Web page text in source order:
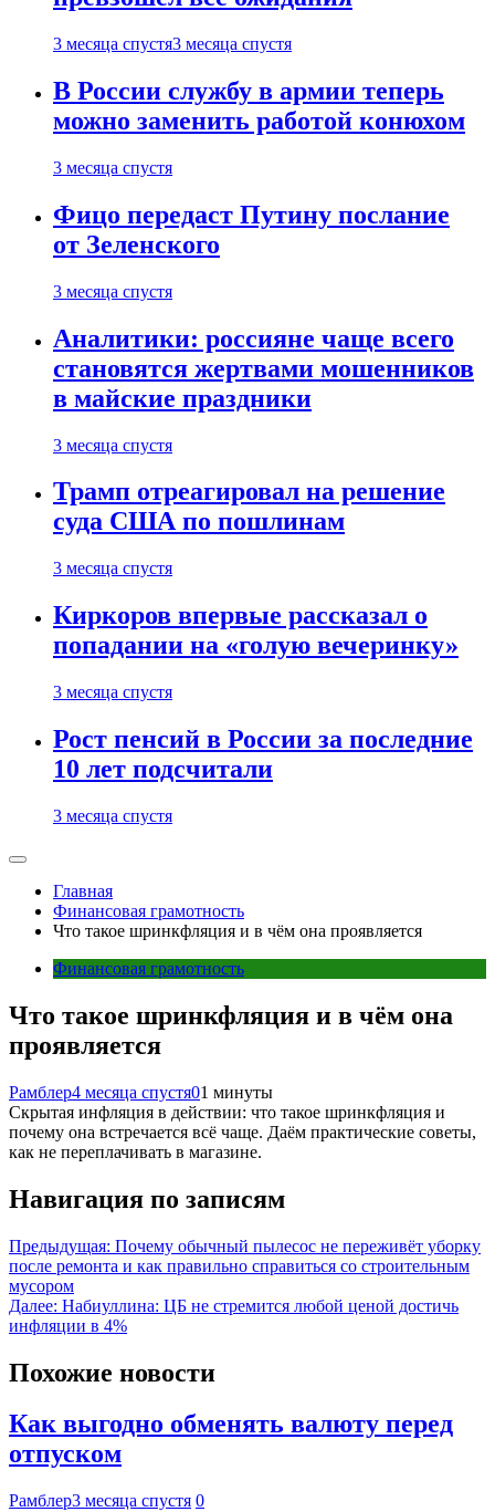
3 месяца спустя3 месяца спустя
В России службу в армии теперь
можно заменить работой конюхом
3 месяца спустя
Фицо передаст Путину послание
от Зеленского
3 месяца спустя
Аналитики: россияне чаще всего
становятся жертвами мошенников
в майские праздники
3 месяца спустя
Трамп отреагировал на решение
суда США по пошлинам
3 месяца спустя
Киркоров впервые рассказал о
попадании на «голую вечеринку»
3 месяца спустя
Рост пенсий в России за последние
10 лет подсчитали
3 месяца спустя
Главная
Финансовая грамотность
Что такое шринкфляция и в чём она проявляется
Финансовая грамотность
Что такое шринкфляция и в чём она
проявляется
Рамблер4 месяца спустя01 минуты
Скрытая инфляция в действии: что такое шринкфляция и
почему она встречается всё чаще. Даём практические советы,
как не переплачивать в магазине.
Навигация по записям
Предыдущая: Почему обычный пылесос не переживёт уборку
после ремонта и как правильно справиться со строительным
мусором
Далее: Набиуллина: ЦБ не стремится любой ценой достичь
инфляции в 4%
Похожие новости
Как выгодно обменять валюту перед
отпуском
Рамблер3 месяца спустя 0